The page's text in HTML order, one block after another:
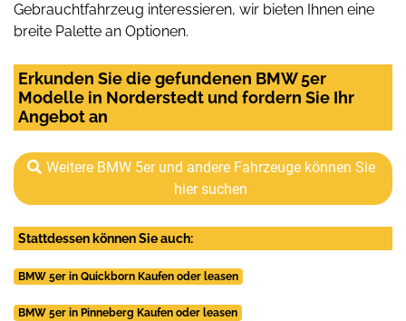
Gebrauchtfahrzeug interessieren, wir bieten Ihnen eine
breite Palette an Optionen.
Erkunden Sie die gefundenen BMW 5er
Modelle in Norderstedt und fordern Sie Ihr
Angebot an
Weitere BMW 5er und andere Fahrzeuge können Sie
hier suchen
Stattdessen können Sie auch:
BMW 5er in Quickborn Kaufen oder leasen
BMW 5er in Pinneberg Kaufen oder leasen